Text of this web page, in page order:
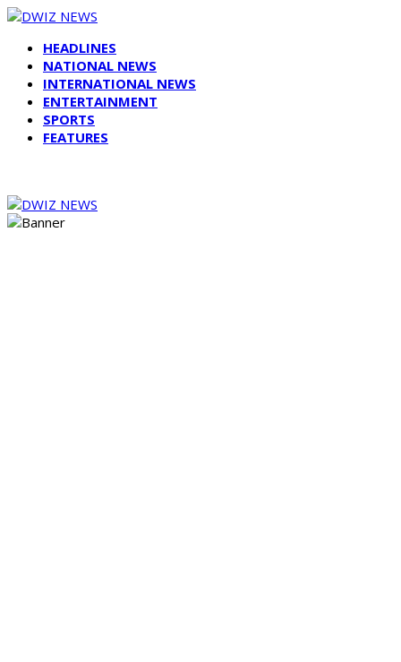
HEADLINES
NATIONAL NEWS
INTERNATIONAL NEWS
ENTERTAINMENT
SPORTS
FEATURES